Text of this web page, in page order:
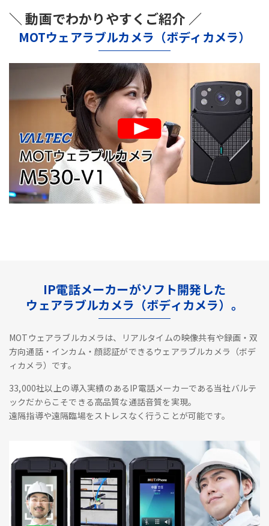
＼ 動画でわかりやすくご紹介 ／
MOTウェアラブルカメラ（ボディカメラ）
IP電話メーカーがソフト開発した
ウェアラブルカメラ（ボディカメラ）。
MOTウェアラブルカメラは、リアルタイムの映像共有や録画・双
方向通話・インカム・顔認証ができるウェアラブルカメラ（ボデ
ィカメラ）です。
33,000社以上の導入実績のあるIP電話メーカーである当社バルテ
ックだからこそできる高品質な通話音質を実現。
遠隔指導や遠隔臨場をストレスなく行うことが可能です。